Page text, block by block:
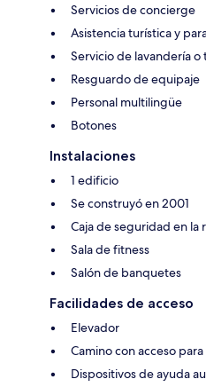
Servicios de concierge
Asistencia turística y
Servicio de lavandería o
Resguardo de equipaje
Personal multilingüe
Botones
Instalaciones
1 edificio
Se construyó en 2001
Caja de seguridad en la
Sala de fitness
Salón de banquetes
Facilidades de acceso
Elevador
Camino con acceso
Dispositivos de ayuda